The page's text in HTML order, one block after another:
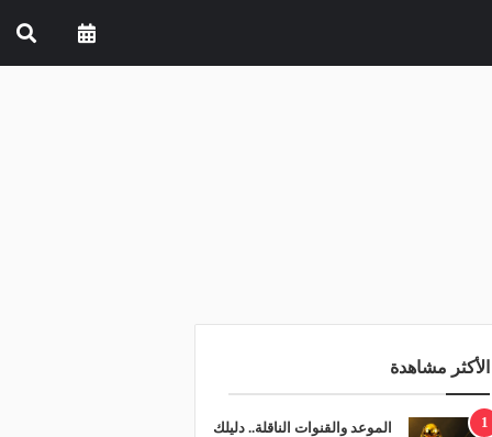
الأكثر مشاهدة
1
الموعد والقنوات الناقلة.. دليلك